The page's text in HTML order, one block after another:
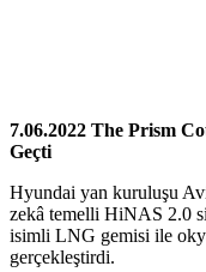
7.06.2022 The Prism
Geçti
Hyundai yan kuruluşu
zekâ temelli HiNAS 2.0
isimli LNG gemisi ile
gerçekleştirdi.